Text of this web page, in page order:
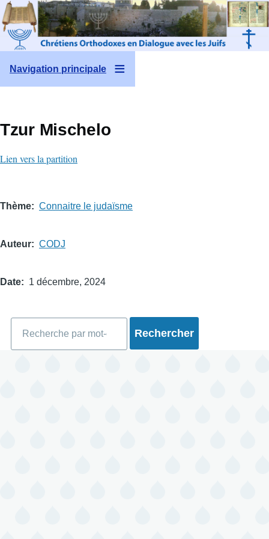
Aller au contenu principal
Navigation principale
Tzur Mischelo
Lien vers la partition
Thème Connaitre le judaïsme
Auteur CODJ
Date 1 décembre, 2024